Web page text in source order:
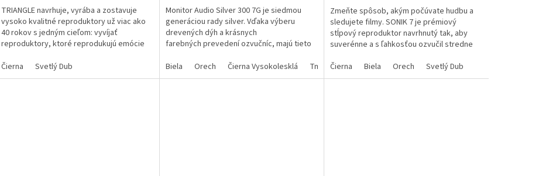
TRIANGLE navrhuje, vyrába a zostavuje
vysoko kvalitné reproduktory už viac ako
40 rokov s jedným cieľom: vyvíjať
reproduktory, ktoré reprodukujú emócie
Čierna
Svetlý Dub
Monitor Audio Silver 300 7G je siedmou
generáciou rady silver. Vďaka výberu
drevených dýh a krásnych
farebných prevedení ozvučníc, majú tieto
Biela
Orech Čierna Vysokolesklá Tmavý Orech
Zmeňte spôsob, akým počúvate hudbu a
sledujete filmy. SONIK 7 je prémiový
stĺpový reproduktor navrhnutý tak, aby
suverénne a s ľahkosťou ozvučil stredne
Čierna
Biela Orech Svetlý Dub